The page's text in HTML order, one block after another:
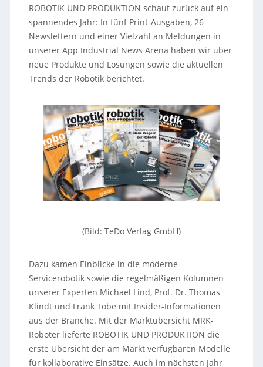
ROBOTIK UND PRODUKTION schaut zurück auf ein
spannendes Jahr: In fünf Print-Ausgaben, 26
Newslettern und einer Vielzahl an Meldungen in
unserer App Industrial News Arena haben wir über
neue Produkte und Lösungen sowie die aktuellen
Trends der Robotik berichtet.
(Bild: TeDo Verlag GmbH)
Dazu kamen Einblicke in die moderne
Servicerobotik sowie die regelmäßigen Kolumnen
unserer Experten Michael Lind, Prof. Dr. Thomas
Klindt und Frank Tobe mit Insider-Informationen
aus der Branche. Mit der Marktübersicht MRK-
Roboter lieferte ROBOTIK UND PRODUKTION die
erste Übersicht der am Markt verfügbaren Modelle
für kollaborative Einsätze. Auch im nächsten Jahr